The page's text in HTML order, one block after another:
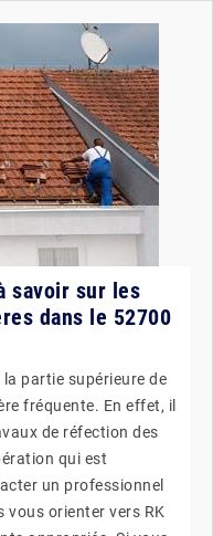
savoir sur les
dans le 52700
partie supérieure de
fréquente. En effet, il
de réfection des
qui est
un professionnel
vous orienter vers RK